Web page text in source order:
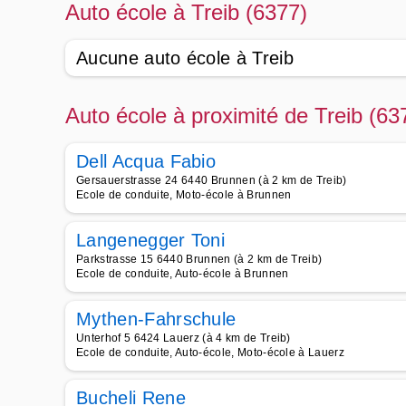
Auto école à Treib (6377)
Aucune auto école à Treib
Auto école à proximité de Treib
Dell Acqua Fabio
Gersauerstrasse 24 6440 Brunnen (à 2 km de Treib)
Ecole de conduite, Moto-école à Brunnen
Langenegger Toni
Parkstrasse 15 6440 Brunnen (à 2 km de Treib)
Ecole de conduite, Auto-école à Brunnen
Mythen-Fahrschule
Unterhof 5 6424 Lauerz (à 4 km de Treib)
Ecole de conduite, Auto-école, Moto-école à Lauerz
Bucheli Rene